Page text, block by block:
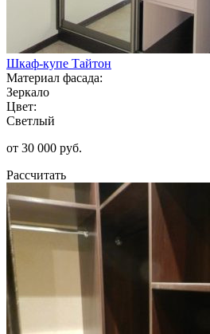
Шкаф-купе Тайтон
Материал фасада:
Зеркало
Цвет:
Светлый
от 30 000 руб.
Рассчитать